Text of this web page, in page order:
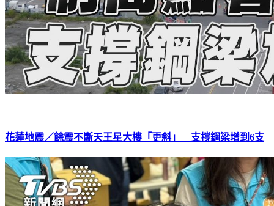
花蓮地震／餘震不斷天王星大樓「更斜」 支撐鋼梁增到6支